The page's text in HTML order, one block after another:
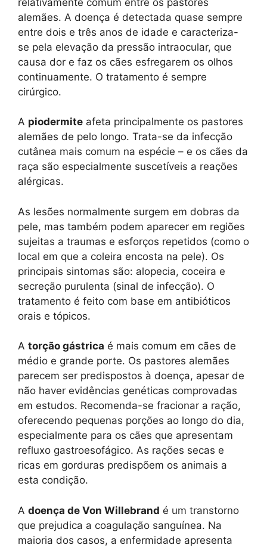
alemães. A doença é detectada quase sempre
entre dois e três anos de idade e caracteriza-
se pela elevação da pressão intraocular, que
causa dor e faz os cães esfregarem os olhos
continuamente. O tratamento é sempre
cirúrgico.
A piodermite afeta principalmente os pastores
alemães de pelo longo. Trata-se da infecção
cutânea mais comum na espécie – e os cães da
raça são especialmente suscetíveis a reações
alérgicas.
As lesões normalmente surgem em dobras da
pele, mas também podem aparecer em regiões
sujeitas a traumas e esforços repetidos (como o
local em que a coleira encosta na pele). Os
principais sintomas são: alopecia, coceira e
secreção purulenta (sinal de infecção). O
tratamento é feito com base em antibióticos
orais e tópicos.
A torção gástrica é mais comum em cães de
médio e grande porte. Os pastores alemães
parecem ser predispostos à doença, apesar de
não haver evidências genéticas comprovadas
em estudos. Recomenda-se fracionar a ração,
oferecendo pequenas porções ao longo do dia,
especialmente para os cães que apresentam
refluxo gastroesofágico. As rações secas e
ricas em gorduras predispõem os animais a
esta condição.
A doença de Von Willebrand é um transtorno
que prejudica a coagulação sanguínea. Na
maioria dos casos, a enfermidade apresenta